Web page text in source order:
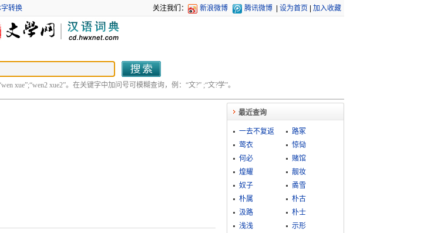
转换 关注我们： 新浪微博 腾讯微博 设为首页 加入收藏
xue”;“wen2 xue2”。在关键字中加问号可模糊查询，例：“文?” ;“文?学”。
最近查询
一去不复返
路冢
莺衣
惊恸
何必
赌馆
煌耀
靓妆
奴子
矞雪
朴属
朴古
汲路
朴士
浅浅
示形